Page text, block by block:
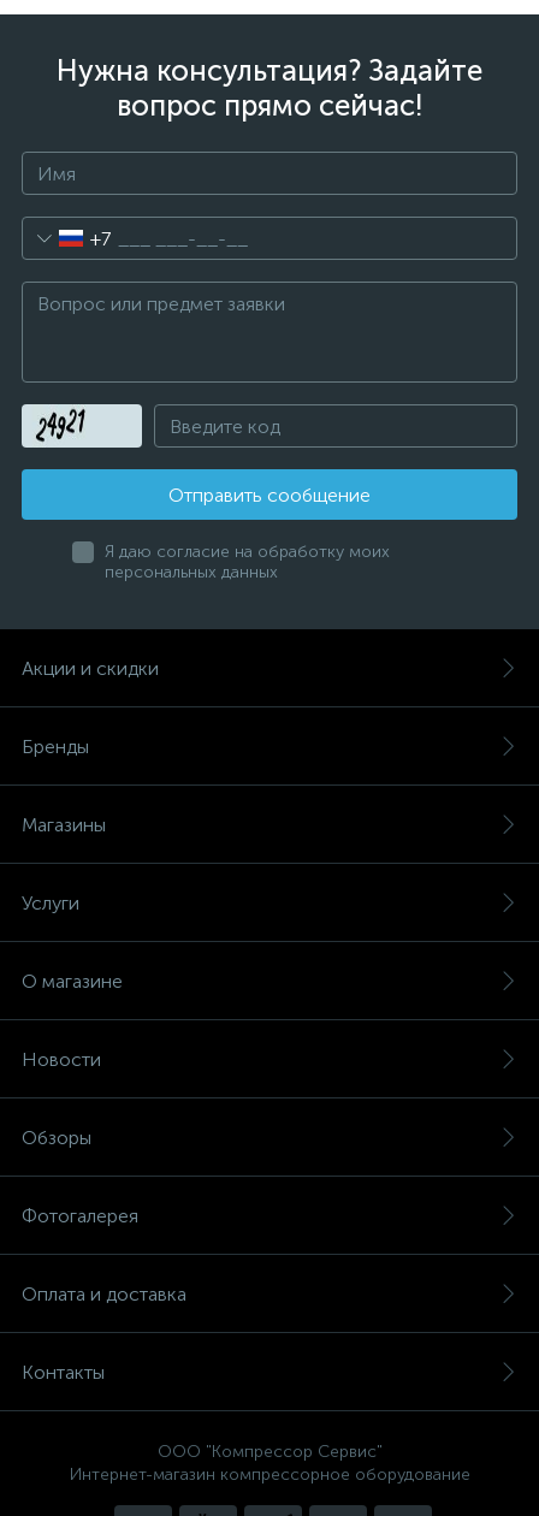
Нужна консультация? Задайте
вопрос прямо сейчас!
+7
Отправить сообщение
Я даю согласие на обработку моих
персональных данных
Акции и скидки
Бренды
Магазины
Услуги
О магазине
Новости
Обзоры
Фотогалерея
Оплата и доставка
Контакты
ООО "Компрессор Сервис"
Интернет-магазин компрессорное оборудование